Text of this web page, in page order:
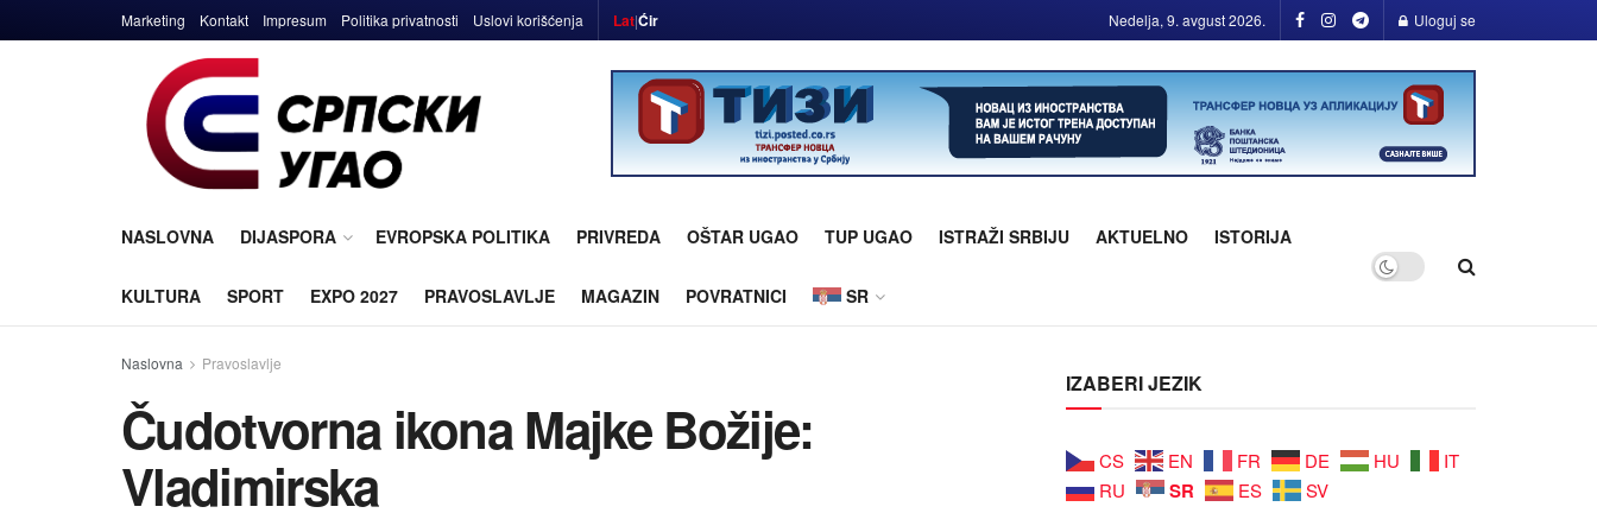
Marketing Kontakt Impresum Politika privatnosti Uslovi korišćenja Lat|Ćir Nedelja, 9. avgust 2026. Uloguj se
NASLOVNA DIJASPORA EVROPSKA POLITIKA PRIVREDA OŠTAR UGAO TUP UGAO ISTRAŽI SRBIJU AKTUELNO ISTORIJA
KULTURA SPORT EXPO 2027 PRAVOSLAVLJE MAGAZIN POVRATNICI SR
Naslovna Pravoslavlje
Čudotvorna ikona Majke Božije:
Vladimirska
IZABERI JEZIK
CS EN FR DE HU
IT
RU
SR ES SV